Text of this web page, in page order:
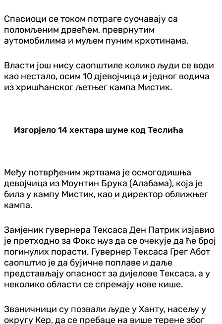
Спасиоци се током потраге суочавају са
поломљеним дрвећем, преврнутим
аутомобилима и муљем пуним крхотинама.
Власти још нису саопштиле колико људи се води
као нестало, осим 10 дјевојчица и једног водича
из хришћанског љетњег кампа Мистик.
Изгорјело 14 хектара шуме код Теслића
Међу потврђеним жртвама је осмогодишња
девојчица из Моунтин Брука (Алабама), која је
била у кампу Мистик, као и директор оближњег
кампа.
Замјеник гувернера Тексаса Ден Патрик изјавио
је претходно за Фокс њуз да се очекује да ће број
погинулих порасти. Гувернер Тексаса Грег Абот
саопштио је да бујичне поплаве и даље
представљају опасност за дијелове Тексаса, а у
неколико области се спремају нове кише.
Званичници су позвали људе у Ханту, насељу у
округу Кер, да се пребаце на више терене због